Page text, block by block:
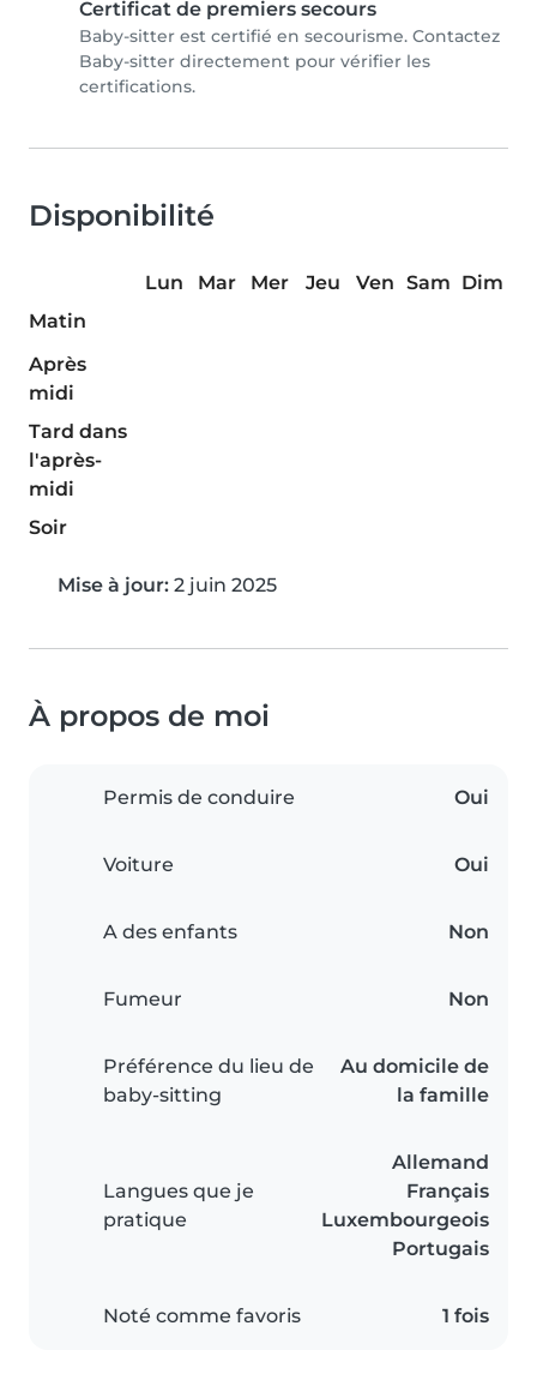
Certificat de premiers secours
Baby-sitter est certifié en secourisme. Contactez
Baby-sitter directement pour vérifier les
certifications.
Disponibilité
Lun Mar Mer Jeu Ven Sam Dim
Matin
Après
midi
Tard dans
l'après-
midi
Soir
Mise à jour: 2 juin 2025
À propos de moi
Permis de conduire Oui
Voiture Oui
A des enfants Non
Fumeur Non
Préférence du lieu de
baby-sitting
Au domicile de
la famille
Langues que je
pratique
Allemand
Français
Luxembourgeois
Portugais
Noté comme favoris 1 fois